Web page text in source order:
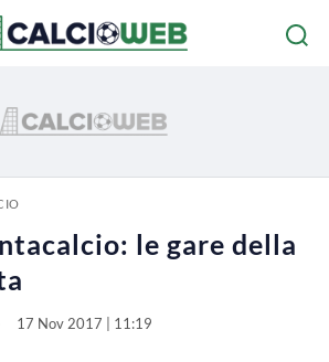
le gare della
17 Nov 2017 | 11:19